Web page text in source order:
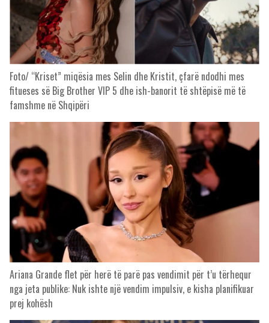
Foto/ “Kriset” miqësia mes Selin dhe Kristit, çfarë ndodhi mes
fitueses së Big Brother VIP 5 dhe ish-banorit të shtëpisë më të
famshme në Shqipëri
Ariana Grande flet për herë të parë pas vendimit për t’u tërhequr
nga jeta publike: Nuk ishte një vendim impulsiv, e kisha planifikuar
prej kohësh